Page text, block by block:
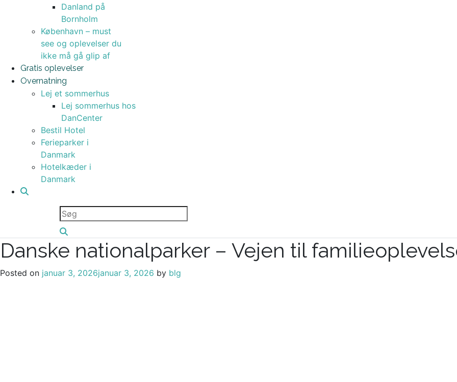
Danland på
Bornholm
København – must
see og oplevelser du
ikke må gå glip af
Gratis oplevelser
Overnatning
Lej et sommerhus
Lej sommerhus hos
DanCenter
Bestil Hotel
Ferieparker i
Danmark
Hotelkæder i
Danmark
Danske nationalparker – Vejen til
Posted on januar 3, 2026januar 3, 2026 by blg